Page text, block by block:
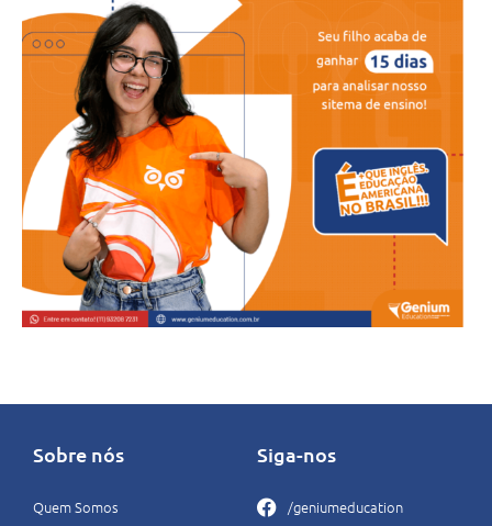
Sobre nós
Quem Somos
Siga-nos
/geniumeducation